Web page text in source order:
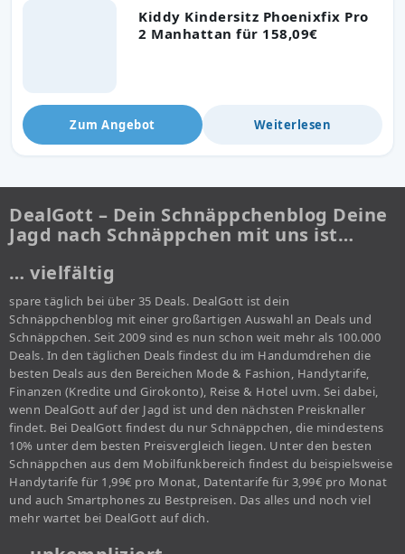
Kiddy Kindersitz Phoenixfix Pro
2 Manhattan für 158,09€
Zum Angebot Weiterlesen
DealGott – Dein Schnäppchenblog Deine
Jagd nach Schnäppchen mit uns ist…
… vielfältig
spare täglich bei über 35 Deals. DealGott ist dein
Schnäppchenblog mit einer großartigen Auswahl an Deals und
Schnäppchen. Seit 2009 sind es nun schon weit mehr als 100.000
Deals. In den täglichen Deals findest du im Handumdrehen die
besten Deals aus den Bereichen Mode & Fashion, Handytarife,
Finanzen (Kredite und Girokonto), Reise & Hotel uvm. Sei dabei,
wenn DealGott auf der Jagd ist und den nächsten Preisknaller
findet. Bei DealGott findest du nur Schnäppchen, die mindestens
10% unter dem besten Preisvergleich liegen. Unter den besten
Schnäppchen aus dem Mobilfunkbereich findest du beispielsweise
Handytarife für 1,99€ pro Monat, Datentarife für 3,99€ pro Monat
und auch Smartphones zu Bestpreisen. Das alles und noch viel
mehr wartet bei DealGott auf dich.